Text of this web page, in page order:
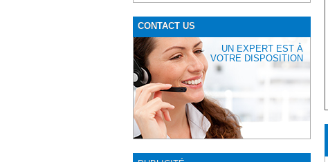
CONTACT US
UN EXPERT EST À
VOTRE DISPOSITION